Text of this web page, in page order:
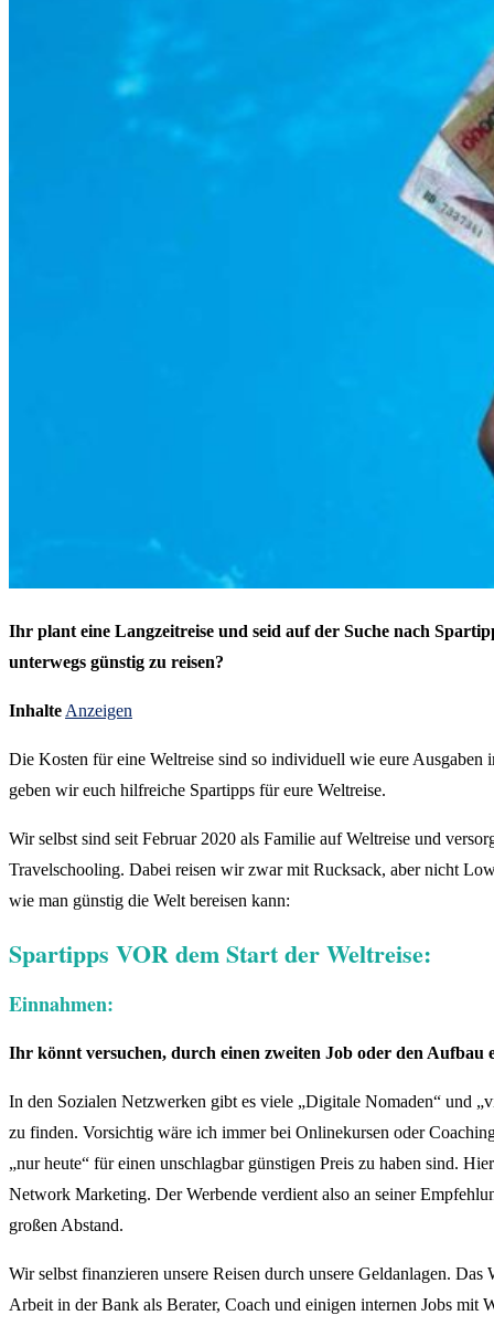
Ihr plant eine Langzeitreise und seid auf der Suche nach
unterwegs günstig zu reisen?
InhalteAnzeigen
Die Kosten für eine Weltreise sind so individuell wie eure
geben wir euch hilfreiche Spartipps für eure Weltreise.
Wir selbst sind seit Februar 2020 als Familie auf Weltreise und
Travelschooling. Dabei reisen wir zwar mit Rucksack, aber nicht
wie man günstig die Welt bereisen kann:
Spartipps VOR dem Start der Weltreise:
Einnahmen:
Ihr könnt versuchen, durch einen zweiten Job oder den Aufbau
In den Sozialen Netzwerken gibt es viele „Digitale Nomaden“ und
zu finden. Vorsichtig wäre ich immer bei Onlinekursen oder
„nur heute“ für einen unschlagbar günstigen Preis zu haben sind.
Network Marketing. Der Werbende verdient also an seiner
großen Abstand.
Wir selbst finanzieren unsere Reisen durch unsere Geldanlagen.
Arbeit in der Bank als Berater, Coach und einigen internen Jobs mit